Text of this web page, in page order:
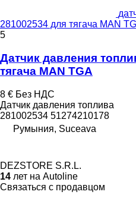
281002534 для тягача MAN
5
Датчик давления
тягача MAN TGA
8 € Без НДС
Датчик давления топлива
281002534 51274210178
Румыния, Suceava
DEZSTORE S.R.L.
14 лет на Autoline
Связаться с продавцом